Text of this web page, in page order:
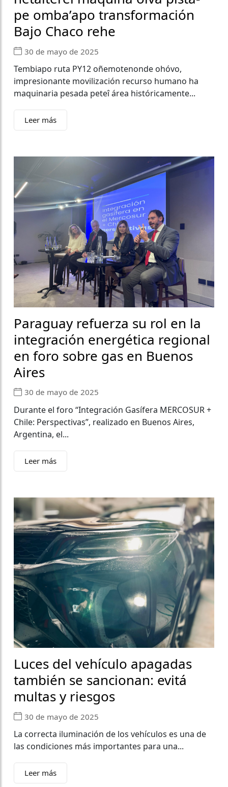
pe omba’apo transformación
Bajo Chaco rehe
30 de mayo de 2025
Tembiapo ruta PY12 oñemotenonde ohóvo,
impresionante movilización recurso humano ha
maquinaria pesada peteî área históricamente...
Leer más
Paraguay refuerza su rol en la
integración energética regional
en foro sobre gas en Buenos
Aires
30 de mayo de 2025
Durante el foro “Integración Gasífera MERCOSUR +
Chile: Perspectivas”, realizado en Buenos Aires,
Argentina, el...
Leer más
Luces del vehículo apagadas
también se sancionan: evitá
multas y riesgos
30 de mayo de 2025
La correcta iluminación de los vehículos es una de
las condiciones más importantes para una...
Leer más